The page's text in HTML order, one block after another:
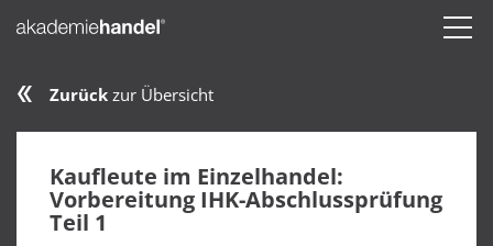
Zurück zur Übersicht
Kaufleute im Einzelhandel:
Vorbereitung IHK-Abschlussprüfung
Teil 1